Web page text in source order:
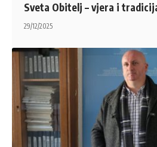
Sveta Obitelj – vjera i
29/12/2025